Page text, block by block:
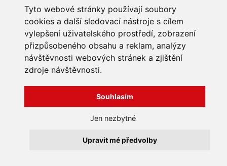
Tyto webové stránky používají soubory
cookies a další sledovací nástroje s cílem
vylepšení uživatelského prostředí, zobrazení
přizpůsobeného obsahu a reklam, analýzy
návštěvnosti webových stránek a zjištění
zdroje návštěvnosti.
Souhlasím
Jen nezbytné
Upravit mé předvolby
O nás
Kontakt
Reklamace, odstoupení od
smlouvy
profesionální webové stránky: triangl web